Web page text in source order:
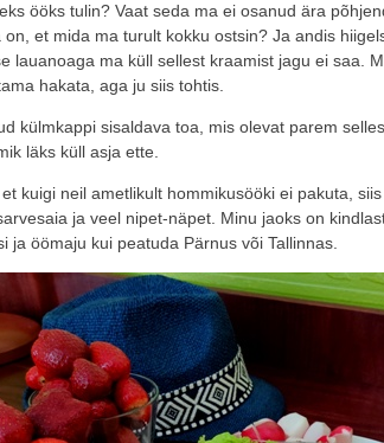
ööks tulin? Vaat seda ma ei osanud ära
on, et mida ma turult kokku ostsin? Ja andis
lauanoaga ma küll sellest kraamist jagu ei saa.
hakata, aga ju siis tohtis.
külmkappi sisaldava toa, mis olevat parem
läks küll asja ette.
kuigi neil ametlikult hommikusööki ei pakuta,
ja veel nipet-näpet. Minu jaoks on
ja öömaju kui peatuda Pärnus või Tallinnas.